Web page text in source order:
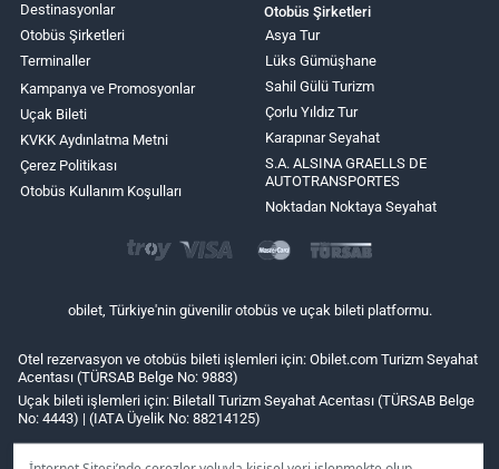
Destinasyonlar
Otobüs Şirketleri
Terminaller
Kampanya ve Promosyonlar
Uçak Bileti
KVKK Aydınlatma Metni
Çerez Politikası
Otobüs Kullanım Koşulları
Otobüs Şirketleri
Asya Tur
Lüks Gümüşhane
Sahil Gülü Turizm
Çorlu Yıldız Tur
Karapınar Seyahat
S.A. ALSINA GRAELLS DE
AUTOTRANSPORTES
Noktadan Noktaya Seyahat
obilet, Türkiye'nin güvenilir otobüs ve uçak bileti platformu.
Otel rezervasyon ve otobüs bileti işlemleri için: Obilet.com Turizm Seyahat
Acentası (TÜRSAB Belge No: 9883)
Uçak bileti işlemleri için: Biletall Turizm Seyahat Acentası (TÜRSAB Belge
No: 4443) | (IATA Üyelik No: 88214125)